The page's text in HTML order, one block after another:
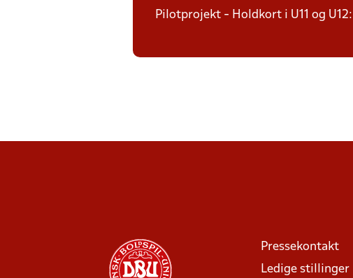
Pilotprojekt - Holdkort i U11 og U12:
Pressekontakt
Ledige stillinger